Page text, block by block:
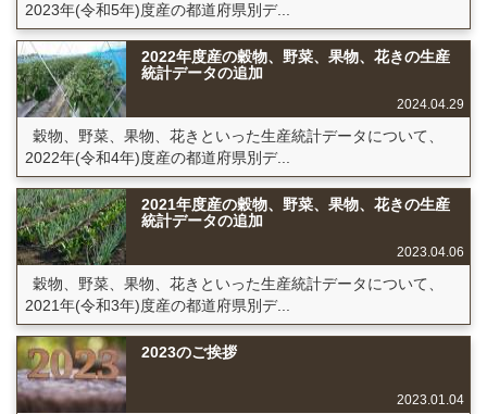
2023年(令和5年)度産の都道府県別デ...
2022年度産の穀物、野菜、果物、花きの生産
統計データの追加
2024.04.29
穀物、野菜、果物、花きといった生産統計データについて、
2022年(令和4年)度産の都道府県別デ...
2021年度産の穀物、野菜、果物、花きの生産
統計データの追加
2023.04.06
穀物、野菜、果物、花きといった生産統計データについて、
2021年(令和3年)度産の都道府県別デ...
2023のご挨拶
2023.01.04